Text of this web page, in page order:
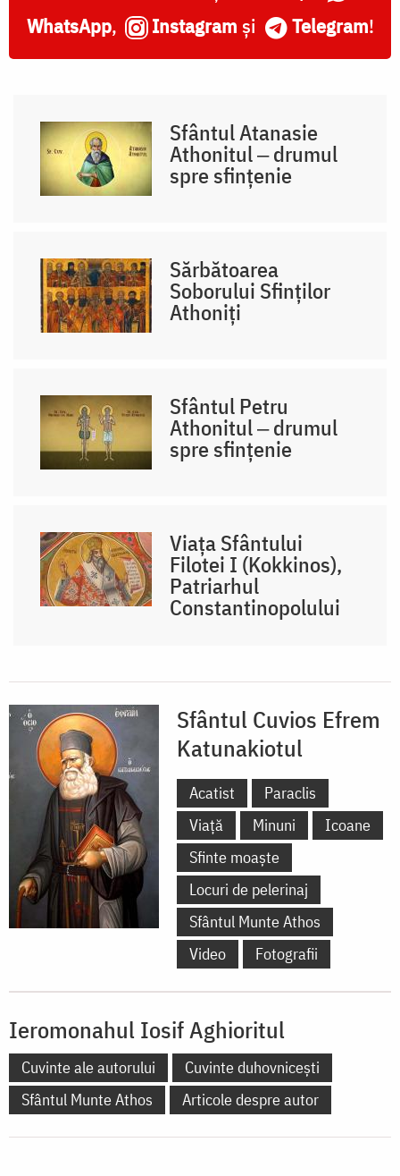
WhatsApp, Instagram și Telegram!
Sfântul Atanasie
Athonitul ‒ drumul
spre sfințenie
Sărbătoarea
Soborului Sfinților
Athoniți
Sfântul Petru
Athonitul ‒ drumul
spre sfințenie
Viața Sfântului
Filotei I (Kokkinos),
Patriarhul
Constantinopolului
Sfântul Cuvios Efrem
Katunakiotul
Acatist
Paraclis
Viață
Minuni
Icoane
Sfinte moaște
Locuri de pelerinaj
Sfântul Munte Athos
Video
Fotografii
Ieromonahul Iosif Aghioritul
Cuvinte ale autorului
Cuvinte duhovnicești
Sfântul Munte Athos
Articole despre autor